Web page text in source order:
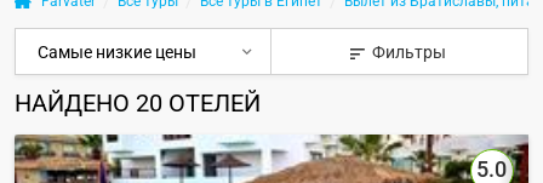
Фильтры
НАЙДЕНО 20 ОТЕЛЕЙ
5.0